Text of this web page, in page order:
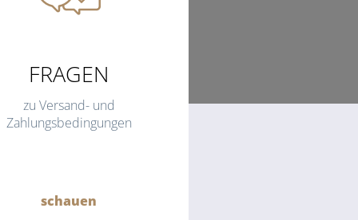
FRAGEN
zu Versand- und
Zahlungsbedingungen
schauen